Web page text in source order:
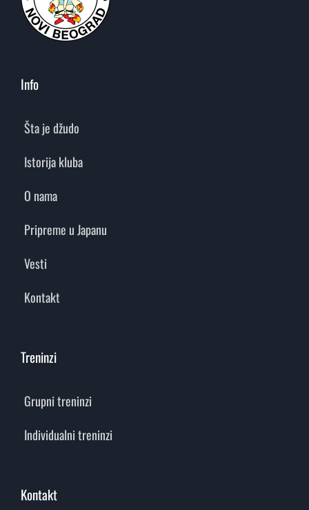
Info
Šta je džudo
Istorija kluba
O nama
Pripreme u Japanu
Vesti
Kontakt
Treninzi
Grupni treninzi
Individualni treninzi
Kontakt